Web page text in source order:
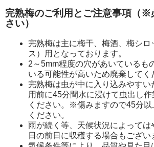
完熟梅のご利用とご注意事項（※
さい）
完熟梅は主に梅干、梅酒、梅シロ
ス）用となっております。
2～5mm程度の穴があいているも
いる可能性が高いため廃棄してく
完熟梅は虫が中に入り込みやすい
用前に45分間水に浸けて虫出し
ください。※傷みますので45分
ください。
雨が続く等、天候状況によっては
日の前日に収穫する場合もござい